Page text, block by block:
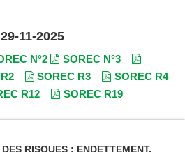
11-2025
N°2
SOREC N°3
SOREC R3
SOREC R4
R12 SOREC R19
RISQUES : ENDETTEMENT,